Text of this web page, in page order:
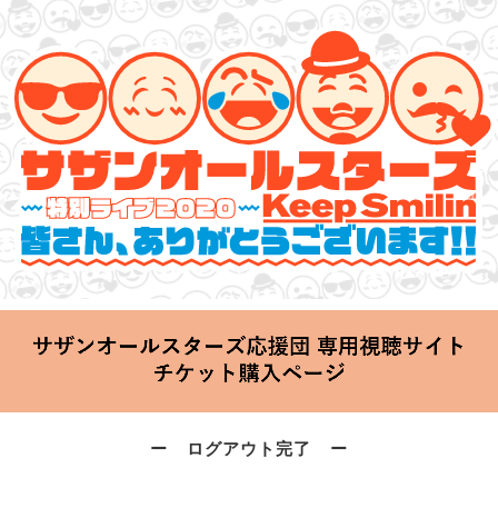
サザンオールスターズ 特別ライブ 2020
「Keep Smilin’～皆さん、ありがとうございます!!～」
2020.06.25 Thu 20:00 Start at 横浜アリーナ
ー ログアウト完了 ー